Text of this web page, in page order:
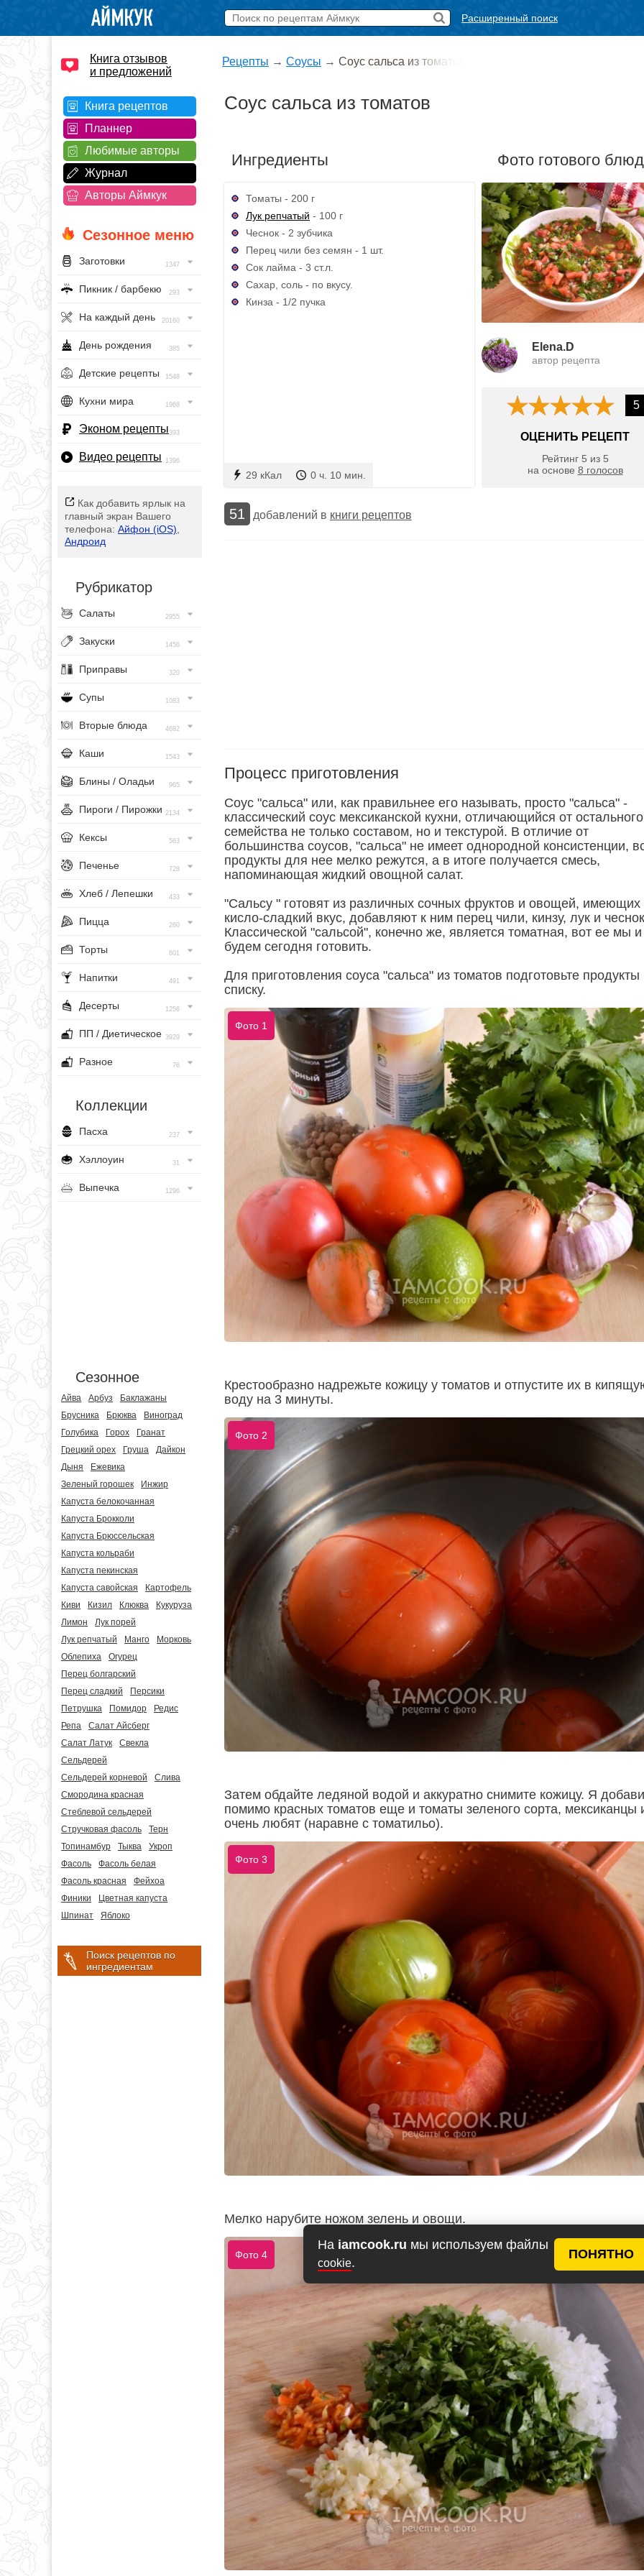
На iamcook.ru мы используем файлы
cookie.
ПОНЯТНО
Расширенный поиск
Книга отзывов
и предложений
Книга рецептов
Планнер
Любимые авторы
Журнал
Авторы Аймкук
Сезонное меню
Заготовки 1347
Пикник / барбекю 293
На каждый день 20160
День рождения 385
Детские рецепты 1548
Кухни мира 1968
Эконом рецепты393
Видео рецепты 1396
Как добавить ярлык на
главный экран Вашего
телефона: Айфон (iOS)
Андроид
Рубрикатор
Салаты 2955
Закуски 1456
Приправы 320
Супы 1083
Вторые блюда 4682
Каши 1543
Блины / Оладьи 965
Пироги / Пирожки 2134
Кексы 563
Печенье 728
Хлеб / Лепешки 433
Пицца 260
Торты 801
Напитки 491
Десерты 1256
ПП / Диетическое 3929
Разное 76
Коллекции
Пасха 237
Хэллоуин 31
Выпечка 1296
Сезонное
Айва Арбуз
Баклажаны
Брусника
Брюква
Виноград
Голубика
Горох
Гранат
Грецкий орех
Груша
Дайкон
Дыня
Ежевика
Зеленый горошек
Инжир
Капуста белокочанная
Капуста Брокколи
Капуста Брюссельская
Капуста кольраби
Капуста пекинская
Капуста савойская
Картофель
Киви
Кизил Клюква
Кукуруза
Лимон
Лук порей
Лук репчатый
Манго
Морковь
Облепиха
Огурец
Перец болгарский
Перец сладкий
Персики
Петрушка
Помидор
Редис
Репа
Салат Айсберг
Салат Латук
Свекла
Сельдерей
Сельдерей корневой
Слива
Смородина красная
Стеблевой сельдерей
Стручковая фасоль
Терн
Топинамбур
Тыква
Укроп
Фасоль
Фасоль белая
Фасоль красная
Фейхоа
Финики
Цветная капуста
Шпинат
Яблоко
Поиск рецептов по
ингредиентам
Рецепты → Соусы → Соус сальса из томатов
Соус сальса из томатов
Ингредиенты
Томаты - 200 г
Лук репчатый - 100 г
Чеснок - 2 зубчика
Перец чили без семян - 1 шт.
Сок лайма - 3 ст.л.
Сахар, соль - по вкусу.
Кинза - 1/2 пучка
29 кКал 0 ч. 10 мин.
Фото готового
Elena.D
автор рецепта
5
ОЦЕНИТЬ РЕЦЕПТ
Рейтинг 5 из 5
на основе 8 голосов
51 добавлений в книги рецептов
Процесс приготовления
Соус "сальса" или, как правильнее его называть, просто "сальса" -
классический соус мексиканской кухни, отличающийся от остального
семейства не только составом, но и текстурой. В отличие от
большинства соусов, "сальса" не имеет однородной консистенции,
продукты для нее мелко режутся, а в итоге получается смесь,
напоминающая жидкий овощной салат.
"Сальсу " готовят из различных сочных фруктов и овощей, имеющих
кисло-сладкий вкус, добавляют к ним перец чили, кинзу, лук и
Классической "сальсой", конечно же, является томатная, вот ее мы и
будем сегодня готовить.
Для приготовления соуса "сальса" из томатов подготовьте продукты
списку.
Фото 1
Крестообразно надрежьте кожицу у томатов и отпустите их в
воду на 3 минуты.
Фото 2
Затем обдайте ледяной водой и аккуратно снимите кожицу. Я
помимо красных томатов еще и томаты зеленого сорта, мексиканцы
очень любят (наравне с томатильо).
Фото 3
Мелко нарубите ножом зелень и овощи.
Фото 4